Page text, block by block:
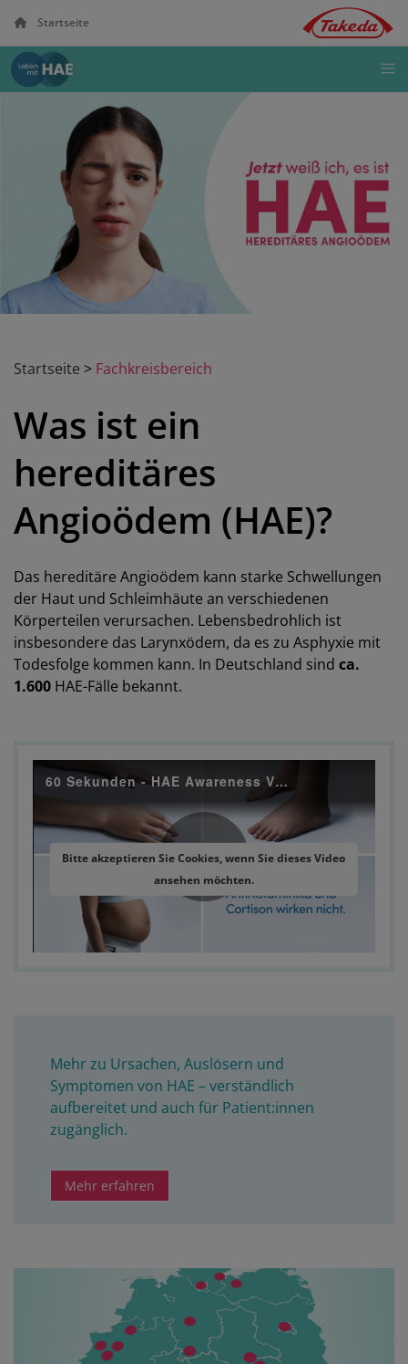
zum
Inhalt
Startseite
Startseite > Fachkreisbereich
Was ist ein
hereditäres
Angioödem (HAE)?
Das hereditäre Angioödem kann starke Schwellungen
der Haut und Schleimhäute an verschiedenen
Körperteilen verursachen. Lebensbedrohlich ist
insbesondere das Larynxödem, da es zu Asphyxie mit
Todesfolge kommen kann. In Deutschland sind ca.
1.600 HAE-Fälle bekannt.
60 Sekunden - HAE Awareness Video
Play
Bitte akzeptieren Sie Cookies, wenn Sie dieses Video
ansehen möchten.
Mehr zu Ursachen, Auslösern und
Symptomen von HAE – verständlich
aufbereitet und auch für Patient:innen
zugänglich.
Mehr erfahren